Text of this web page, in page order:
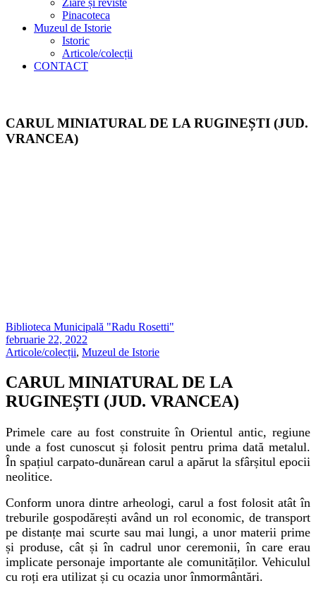
Ziare și reviste
Pinacoteca
Muzeul de Istorie
Istoric
Articole/colecții
CONTACT
CARUL MINIATURAL DE LA RUGINEȘTI (JUD.
VRANCEA)
Biblioteca Municipală "Radu Rosetti"
februarie 22, 2022
Articole/colecții, Muzeul de Istorie
CARUL MINIATURAL DE LA
RUGINEȘTI (JUD. VRANCEA)
Primele care au fost construite în Orientul antic, regiune
unde a fost cunoscut și folosit pentru prima dată metalul.
În spațiul carpato-dunărean carul a apărut la sfârșitul epocii
neolitice.
Conform unora dintre arheologi, carul a fost folosit atât în
treburile gospodărești având un rol economic, de transport
pe distanțe mai scurte sau mai lungi, a unor materii prime
și produse, cât și în cadrul unor ceremonii, în care erau
implicate personaje importante ale comunităților. Vehiculul
cu roți era utilizat și cu ocazia unor înmormântări.